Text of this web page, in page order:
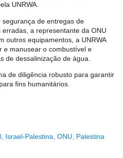
UNRWA.
de entregas de
a representante da ONU
outros equipamentos, a UNRWA
e manusear o combustível e
de dessalinização de água.
de diligência robusto para garantir
fins humanitários.
Israel-Palestina ONU Palestina